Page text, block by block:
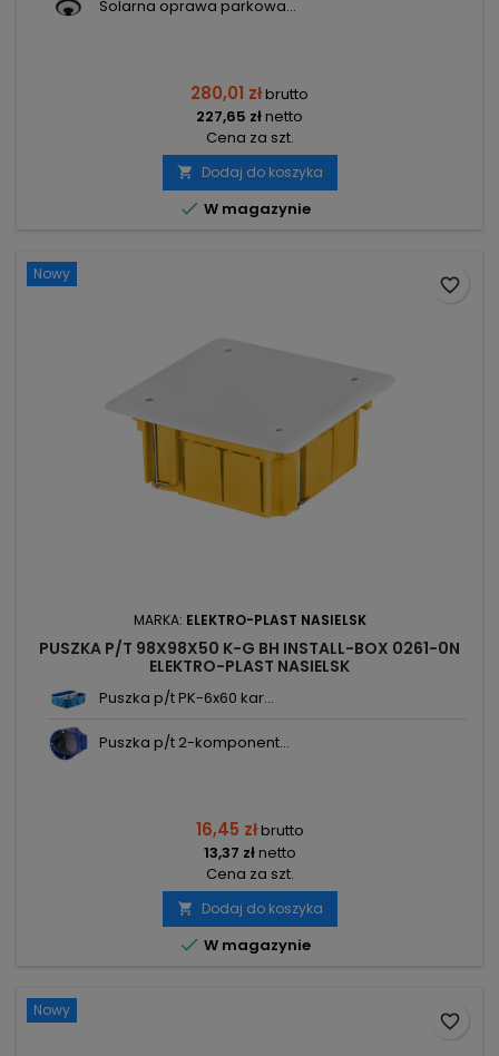
Solarna oprawa parkowa...
280,01 złbrutto
227,65 złnetto
Cena za szt.
 Dodaj do koszyka
 W magazynie
Nowy
MARKA: ELEKTRO-PLAST NASIELSK
PUSZKA P/T 98X98X50 K-G BH INSTALL-BOX 0261-0N
ELEKTRO-PLAST NASIELSK
Puszka p/t PK-6x60 kar...
Puszka p/t 2-komponent...
16,45 złbrutto
13,37 złnetto
Cena za szt.
 Dodaj do koszyka
 W magazynie
favorite_border
Nowy
favorite_border